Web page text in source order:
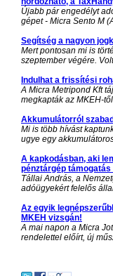
Újabb pár engedélyt
gépet - Micra Sento M
Segítség a nagyon
Mert pontosan mi is
szeptember végére.
Indulhat a frissítési
A Micra Metripond Kft
megkapták az MKEH-
Akkumulátorról
Mi is több hívást
ugye egy
A kapkodásban, aki
pénztárgép
Tállai András, a
adóügyekért felelős
Az egyik
MKEH vizsgán!
A mai napon a Micra
rendelettel előírt, új